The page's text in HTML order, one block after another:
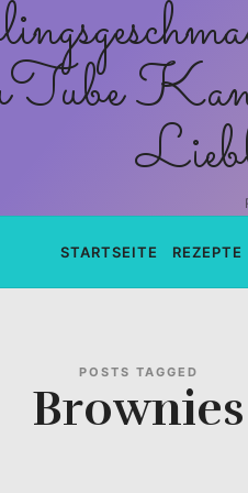
STARTSEITE REZEPTE
POSTS TAGGED
Brownies